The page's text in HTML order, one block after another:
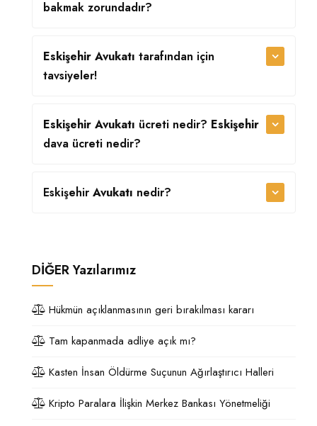
bakmak zorundadır?
Eskişehir Avukatı tarafından için
tavsiyeler!
Eskişehir Avukatı ücreti nedir? Eskişehir
dava ücreti nedir?
Eskişehir Avukatı nedir?
DİĞERYazılarımız
Hükmün açıklanmasının geri bırakılması kararı
Tam kapanmada adliye açık mı?
Kasten İnsan Öldürme Suçunun Ağırlaştırıcı Halleri
Kripto Paralara İlişkin Merkez Bankası Yönetmeliği